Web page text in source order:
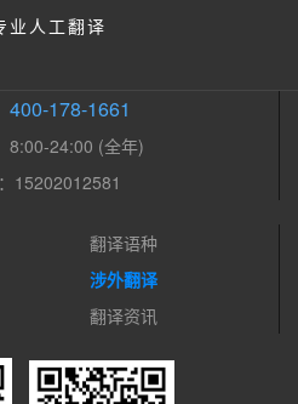
业人工翻译
400-178-1661
8:00-24:00 (全年)
15202012581
翻译语种
涉外翻译
翻译资讯